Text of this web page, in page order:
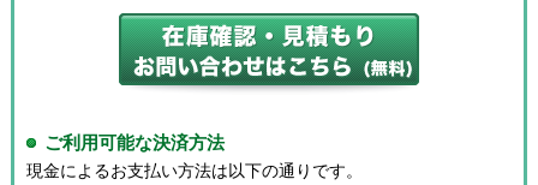
ご利用可能な決済方法
現金によるお支払い方法は以下の通りです。